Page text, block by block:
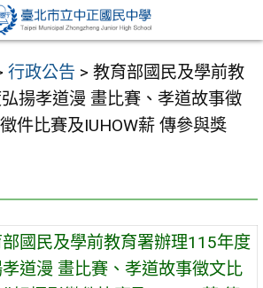
行政公告 > 教育部國民及學前教
揚孝道漫 畫比賽、孝道故事徵
件比賽及IUHOW薪 傳參與獎
國民及學前教育署辦理115年度
道漫 畫比賽、孝道故事徵文比